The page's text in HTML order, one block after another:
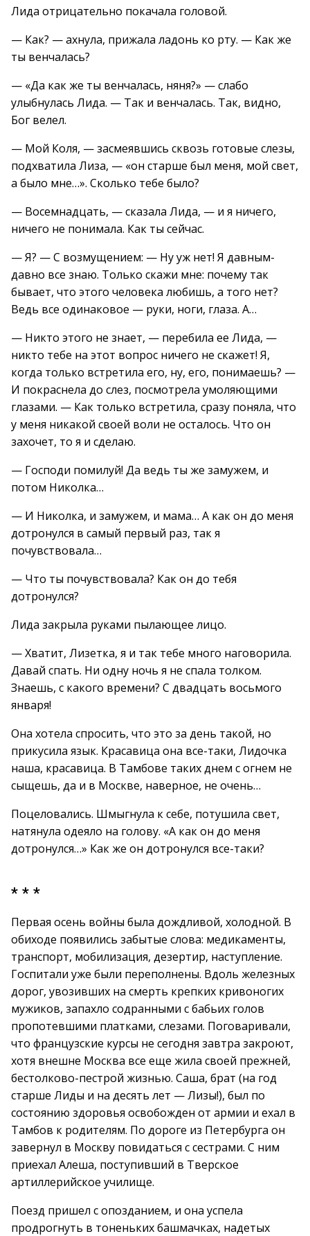
Лида отрицательно покачала головой.
— Как? — ахнула, прижала ладонь ко рту. — Как же
ты венчалась?
— «Да как же ты венчалась, няня?» — слабо
улыбнулась Лида. — Так и венчалась. Так, видно,
Бог велел.
— Мой Коля, — засмеявшись сквозь готовые слезы,
подхватила Лиза, — «он старше был меня, мой свет,
а было мне…». Сколько тебе было?
— Восемнадцать, — сказала Лида, — и я ничего,
ничего не понимала. Как ты сейчас.
— Я? — С возмущением: — Ну уж нет! Я давным-
давно все знаю. Только скажи мне: почему так
бывает, что этого человека любишь, а того нет?
Ведь все одинаковое — руки, ноги, глаза. А…
— Никто этого не знает, — перебила ее Лида, —
никто тебе на этот вопрос ничего не скажет! Я,
когда только встретила его, ну, его, понимаешь? —
И покраснела до слез, посмотрела умоляющими
глазами. — Как только встретила, сразу поняла, что
у меня никакой своей воли не осталось. Что он
захочет, то я и сделаю.
— Господи помилуй! Да ведь ты же замужем, и
потом Николка…
— И Николка, и замужем, и мама… А как он до меня
дотронулся в самый первый раз, так я
почувствовала…
— Что ты почувствовала? Как он до тебя
дотронулся?
Лида закрыла руками пылающее лицо.
— Хватит, Лизетка, я и так тебе много наговорила.
Давай спать. Ни одну ночь я не спала толком.
Знаешь, с какого времени? С двадцать восьмого
января!
Она хотела спросить, что это за день такой, но
прикусила язык. Красавица она все-таки, Лидочка
наша, красавица. В Тамбове таких днем с огнем не
сыщешь, да и в Москве, наверное, не очень…
Поцеловались. Шмыгнула к себе, потушила свет,
натянула одеяло на голову. «А как он до меня
дотронулся…» Как же он дотронулся все-таки?
* * *
Первая осень войны была дождливой, холодной. В
обиходе появились забытые слова: медикаменты,
транспорт, мобилизация, дезертир, наступление.
Госпитали уже были переполнены. Вдоль железных
дорог, увозивших на смерть крепких кривоногих
мужиков, запахло содранными с бабьих голов
пропотевшими платками, слезами. Поговаривали,
что французские курсы не сегодня завтра закроют,
хотя внешне Москва все еще жила своей прежней,
бестолково-пестрой жизнью. Саша, брат (на год
старше Лиды и на десять лет — Лизы!), был по
состоянию здоровья освобожден от армии и ехал в
Тамбов к родителям. По дороге из Петербурга он
завернул в Москву повидаться с сестрами. С ним
приехал Алеша, поступивший в Тверское
артиллерийское училище.
Поезд пришел с опозданием, и она успела
продрогнуть в тоненьких башмачках, надетых